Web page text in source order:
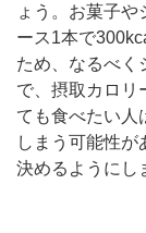
ょう。お菓子や
ース1本で
ため、なるべく
で、摂取カロリ
ても食べたい人
しまう可能性
決めるようにし